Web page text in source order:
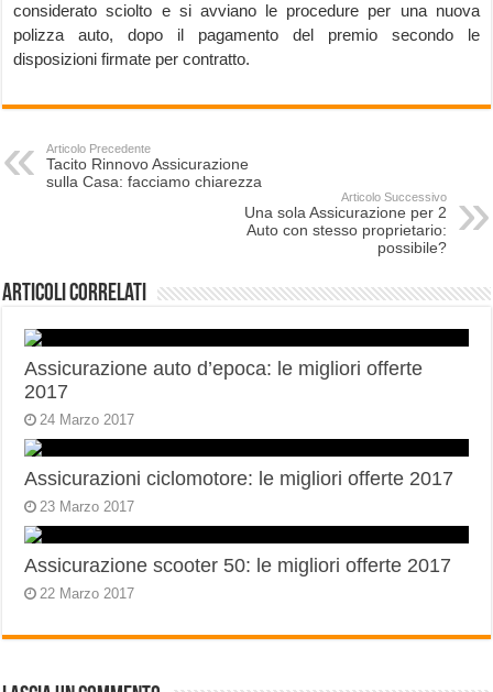
considerato sciolto e si avviano le procedure per una nuova
polizza auto, dopo il pagamento del premio secondo le
disposizioni firmate per contratto.
Articolo Precedente
Tacito Rinnovo Assicurazione
sulla Casa: facciamo chiarezza
Articolo Successivo
Una sola Assicurazione per 2
Auto con stesso proprietario:
possibile?
Articoli correlati
Assicurazione auto d’epoca: le migliori offerte
2017
24 Marzo 2017
Assicurazioni ciclomotore: le migliori offerte 2017
23 Marzo 2017
Assicurazione scooter 50: le migliori offerte 2017
22 Marzo 2017